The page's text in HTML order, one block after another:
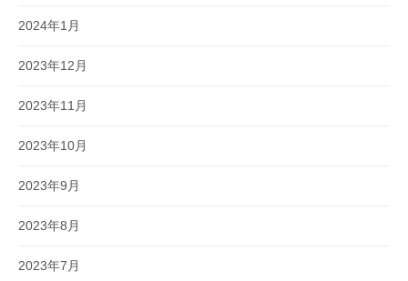
2024年1月
2023年12月
2023年11月
2023年10月
2023年9月
2023年8月
2023年7月